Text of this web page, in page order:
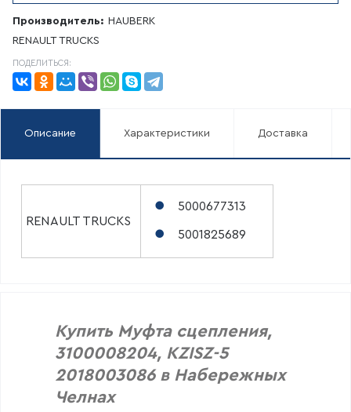
Производитель: HAUBERK
RENAULT TRUCKS
ПОДЕЛИТЬСЯ:
Описание Характеристики Доставка
RENAULT TRUCKS
5000677313
5001825689
Купить Муфта сцепления,
3100008204, KZISZ-5
2018003086 в Набережных
Челнах